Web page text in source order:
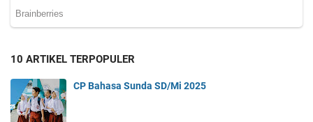
10 ARTIKEL TERPOPULER
CP Bahasa Sunda SD/Mi 2025